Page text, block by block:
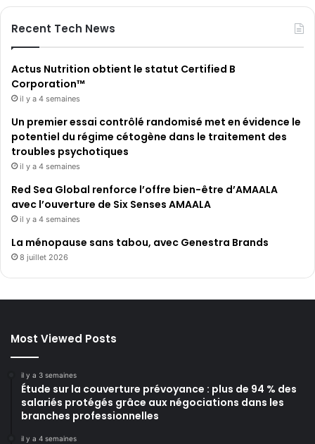
Recent Tech News
Actus Nutrition obtient le statut Certified B
Corporation™
il y a 4 semaines
Un premier essai contrôlé randomisé met en évidence le
potentiel du régime cétogène dans le traitement des
troubles psychotiques
il y a 4 semaines
Red Sea Global renforce l’offre bien-être d’AMAALA
avec l’ouverture de Six Senses AMAALA
il y a 4 semaines
La ménopause sans tabou, avec Genestra Brands
8 juillet 2026
Most Viewed Posts
il y a 3 semaines
Étude sur la couverture prévoyance : plus de 94 % des
salariés protégés grâce aux négociations dans les
branches professionnelles
il y a 4 semaines